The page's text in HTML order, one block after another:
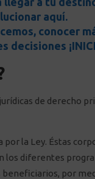
aquí.
conocer
de derecho
la Ley. Éstas
los diferentes
por